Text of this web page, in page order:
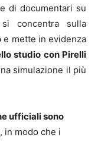
di documentari su
concentra sulla
e mette in evidenza
studio con Pirelli
simulazione il più
ufficiali sono
, in modo che i